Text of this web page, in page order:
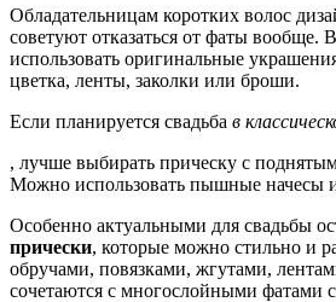
Обладательницам коротких волос
советуют отказаться от фаты вообще.
использовать оригинальные
цветка, ленты, заколки или броши.
Если планируется свадьба в
, лучше выбирать прическу с
Можно использовать пышные начесы
Особенно актуальными для свадьбы
прически, которые можно стильно и
обручами, повязками, жгутами,
сочетаются с многослойными фатами